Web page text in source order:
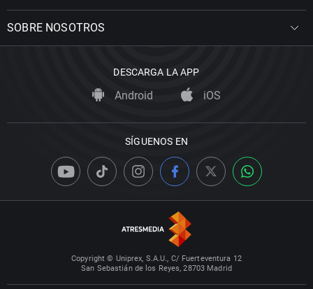
SOBRE NOSOTROS
DESCARGA LA APP
Android iOS
SÍGUENOS EN
Copyright © Uniprex, S.A.U., C/ Fuerteventura 12
San Sebastián de los Reyes, 28703 Madrid